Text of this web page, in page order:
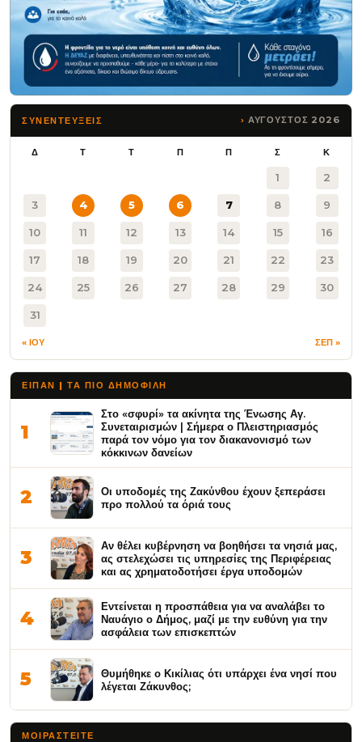
ΣΥΝΕΝΤΕΥΞΕΙΣ ΑΥΓΟΥΣΤΟΣ 2026
Δ Τ Τ Π Π Σ Κ
1 2
3 4 5 6 7 8 9
10 11 12 13 14 15 16
17 18 19 20 21 22 23
24 25 26 27 28 29 30
31
« ΙΟΥ ΣΕΠ »
ΕΙΠΑΝ | ΤΑ ΠΙΟ ΔΗΜΟΦΙΛΉ
1
Στο «σφυρί» τα ακίνητα της Ένωσης Αγ.
Συνεταιρισμών | Σήμερα ο Πλειστηριασμός
παρά τον νόμο για τον διακανονισμό των
κόκκινων δανείων
2
Οι υποδομές της Ζακύνθου έχουν ξεπεράσει
προ πολλού τα όριά τους
3
Αν θέλει κυβέρνηση να βοηθήσει τα νησιά μας,
ας στελεχώσει τις υπηρεσίες της Περιφέρειας
και ας χρηματοδοτήσει έργα υποδομών
4
Εντείνεται η προσπάθεια για να αναλάβει το
Ναυάγιο ο Δήμος, μαζί με την ευθύνη για την
ασφάλεια των επισκεπτών
5
Θυμήθηκε ο Κικίλιας ότι υπάρχει ένα νησί που
λέγεται Ζάκυνθος;
ΜΟΙΡΑΣΤΕΊΤΕ